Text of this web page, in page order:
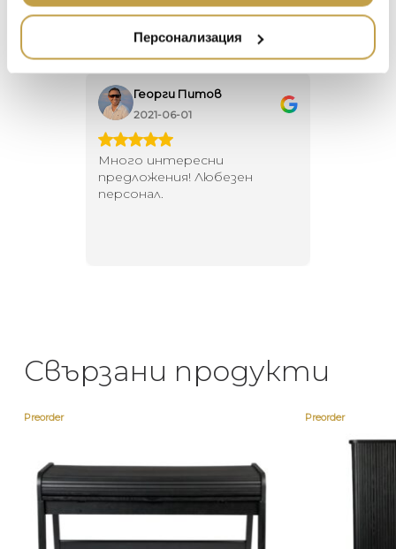
Персонализация
Георги Питов
2021-06-01
Много интересни
предложения! Любезен
персонал.
Свързани продукти
Preorder Preorder
ZUIVER
DUTCHBONE